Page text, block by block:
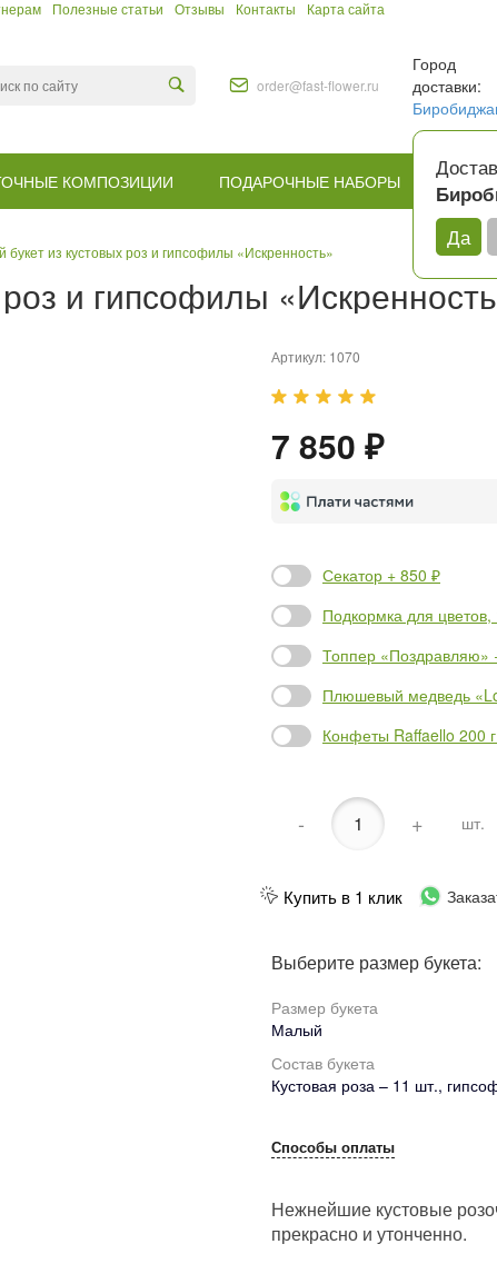
Полезные статьи Отзывы Контакты Карта сайта
order@fast-flower.ru
Город
доставки:
Да
КОМПОЗИЦИИ ПОДАРОЧНЫЕ НАБОРЫ КОМУ
букет из кустовых роз и гипсофилы «Искренность»
и гипсофилы
Артикул: 1070
7 850 ₽
Секатор + 850 ₽
Подкормка для цветов,
Топпер «Поздравляю»
Плюшевый медведь
Конфеты Raffaello 200
- + шт.
Купить в 1 клик
Выберите размер букета:
Размер букета
Малый
Состав букета
Кустовая роза – 11 шт.,
Способы оплаты
Нежнейшие кустовые
прекрасно и утонченно.